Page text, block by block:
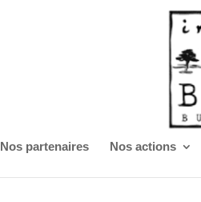
Nos partenaires Nos actions